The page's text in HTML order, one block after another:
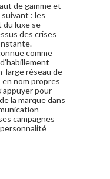
de gamme et
: les
du luxe se
des crises
comme
large réseau de
nom propres
pour
de la marque dans
campagnes